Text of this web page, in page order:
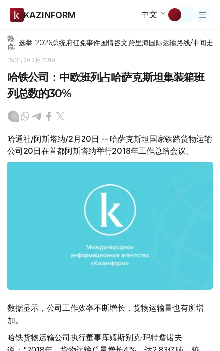
KAZINFORM 中文
热
点: 选举-2026总统府任免事件国情咨文跨里海国际运输路线/中间走廊
15:31, 20 2月 2019
哈铁公司：中欧班列占哈萨克斯坦集装箱班
列总数的30%
哈通社/阿斯塔纳/2月20日 -- 哈萨克斯坦国家铁路货物运输
公司20日在首都阿斯塔纳举行2018年工作总结会议。
数据显示，公司工作效率不断增长，货物运输量也有所增
加。
哈铁货物运输公司执行董事库姆斯别克·玛特詹诺夫